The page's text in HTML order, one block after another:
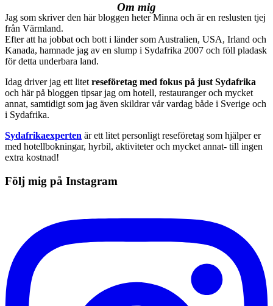
Om mig
Jag som skriver den här bloggen heter Minna och är en reslusten tjej
från Värmland.
Efter att ha jobbat och bott i länder som Australien, USA, Irland och
Kanada, hamnade jag av en slump i Sydafrika 2007 och föll pladask
för detta underbara land.
Idag driver jag ett litet reseföretag med fokus på just Sydafrika
och här på bloggen tipsar jag om hotell, restauranger och mycket
annat, samtidigt som jag även skildrar vår vardag både i Sverige och
i Sydafrika.
Sydafrikaexperten är ett litet personligt reseföretag som hjälper er
med hotellbokningar, hyrbil, aktiviteter och mycket annat- till ingen
extra kostnad!
Följ mig på Instagram